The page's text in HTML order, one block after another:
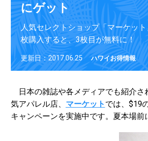
にゲット
人気セレクトショップ「マーケッ
枚購入すると、3枚目が無料に！
更新日：2017.06.25 ハワイお得情報
日本の雑誌や各メディアでも紹介さ
気アパレル店、 マーケット では、$19
キャンペーンを実施中です。夏本場